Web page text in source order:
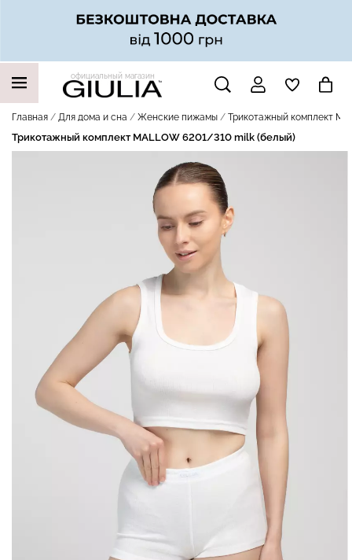
официальный магазин
Главная Для дома и сна Женские пижамы Трикотажный комплект
Трикотажный комплект MALLOW 6201/310 milk (белый)
НАШИ ТРЕНДОВЫЕ ТОВАРЫ
Бесшовные леггинсы из
микрофибры LEGGINGS
Бесшовная бразилиана с
легкой коррекцией
BRASILIAN SHAPEWEAR
black (черный) Giulia
369 грн.